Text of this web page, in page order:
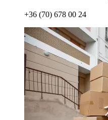
+36 (70) 678 00 24